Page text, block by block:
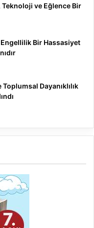
Teknoloji ve Eğlence Bir
Bir Hassasiyet
Toplumsal Dayanıklılık